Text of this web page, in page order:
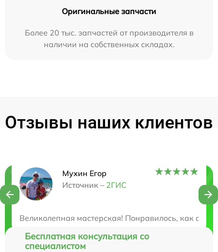
Оригинальные запчасти
Более 20 тыс. запчастей от производителя в
наличии на собственных складах.
Отзывы наших клиентов
Мухин Егор
Источник – 2ГИС
Великолепная мастерская! Понравилось, как
Нужна консультация?
Бесплатная консультация со
специалистом